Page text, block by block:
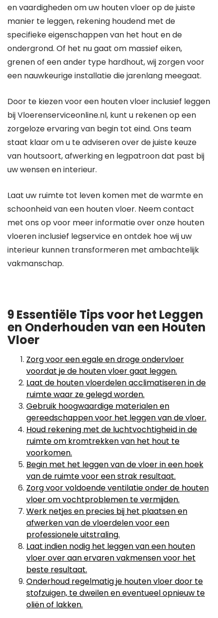
en vaardigheden om uw houten vloer op de juiste
manier te leggen, rekening houdend met de
specifieke eigenschappen van het hout en de
ondergrond. Of het nu gaat om massief eiken,
grenen of een ander type hardhout, wij zorgen voor
een nauwkeurige installatie die jarenlang meegaat.
Door te kiezen voor een houten vloer inclusief leggen
bij Vloerenserviceonline.nl, kunt u rekenen op een
zorgeloze ervaring van begin tot eind. Ons team
staat klaar om u te adviseren over de juiste keuze
van houtsoort, afwerking en legpatroon dat past bij
uw wensen en interieur.
Laat uw ruimte tot leven komen met de warmte en
schoonheid van een houten vloer. Neem contact
met ons op voor meer informatie over onze houten
vloeren inclusief legservice en ontdek hoe wij uw
interieur kunnen transformeren met ambachtelijk
vakmanschap.
9 Essentiële Tips voor het Leggen
en Onderhouden van een Houten
Vloer
Zorg voor een egale en droge ondervloer
voordat je de houten vloer gaat leggen.
Laat de houten vloerdelen acclimatiseren in de
ruimte waar ze gelegd worden.
Gebruik hoogwaardige materialen en
gereedschappen voor het leggen van de vloer.
Houd rekening met de luchtvochtigheid in de
ruimte om kromtrekken van het hout te
voorkomen.
Begin met het leggen van de vloer in een hoek
van de ruimte voor een strak resultaat.
Zorg voor voldoende ventilatie onder de houten
vloer om vochtproblemen te vermijden.
Werk netjes en precies bij het plaatsen en
afwerken van de vloerdelen voor een
professionele uitstraling.
Laat indien nodig het leggen van een houten
vloer over aan ervaren vakmensen voor het
beste resultaat.
Onderhoud regelmatig je houten vloer door te
stofzuigen, te dweilen en eventueel opnieuw te
oliën of lakken.